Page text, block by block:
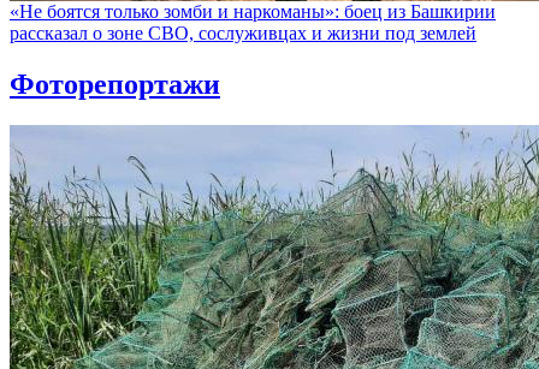
«Не боятся только зомби и наркоманы»: боец из Башкирии
рассказал о зоне СВО, сослуживцах и жизни под землей
Фоторепортажи